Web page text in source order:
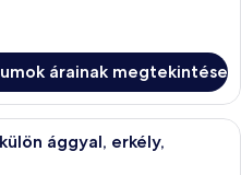
árainak megtekintése
Egy szállodai szoba, amelyben
ággyal, erkély,